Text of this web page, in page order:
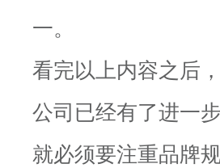
一。
看完以上内容之后
公司已经有了进一
就必须要注重品牌